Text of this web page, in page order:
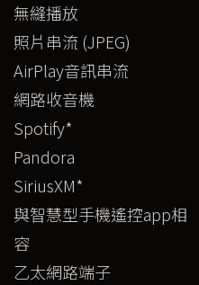
無縫播放
照片串流 (JPEG)
AirPlay音訊串流
網路收音機
Spotify*
Pandora
SiriusXM*
與智慧型手機遙控app相
容
乙太網路端子